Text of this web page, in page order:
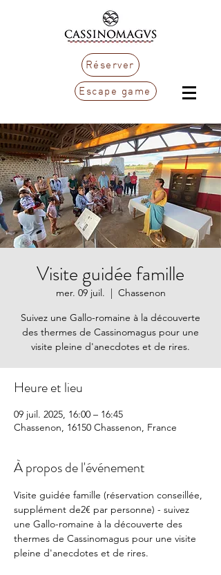
Réserver
Escape game
Visite guidée famille
mer. 09 juil.
  |
Chassenon
Suivez une Gallo-romaine à la découverte
des thermes de Cassinomagus pour une
visite pleine d'anecdotes et de rires.
Heure et lieu
09 juil. 2025, 16:00 – 16:45
Chassenon, 16150 Chassenon, France
À propos de l'événement
Visite guidée famille (réservation conseillée,
supplément de2€ par personne) - suivez
une Gallo-romaine à la découverte des
thermes de Cassinomagus pour une visite
pleine d'anecdotes et de rires.